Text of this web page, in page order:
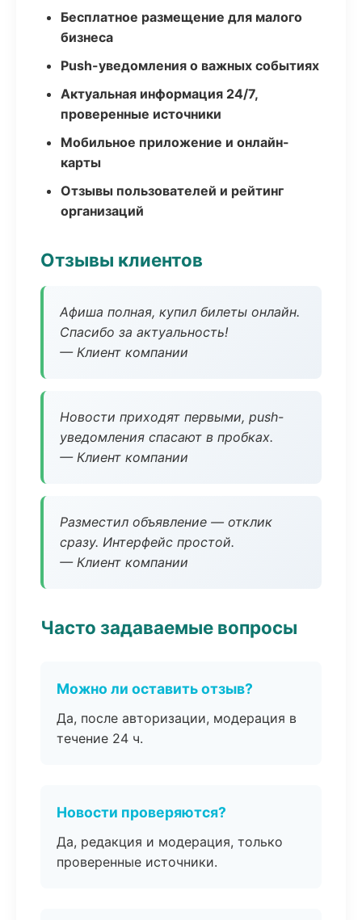
Бесплатное размещение для малого
бизнеса
Push-уведомления о важных событиях
Актуальная информация 24/7,
проверенные источники
Мобильное приложение и онлайн-
карты
Отзывы пользователей и рейтинг
организаций
Отзывы клиентов
Афиша полная, купил билеты онлайн.
Спасибо за актуальность!
— Клиент компании
Новости приходят первыми, push-
уведомления спасают в пробках.
— Клиент компании
Разместил объявление — отклик
сразу. Интерфейс простой.
— Клиент компании
Часто задаваемые вопросы
Можно ли оставить отзыв?
Да, после авторизации, модерация в
течение 24 ч.
Новости проверяются?
Да, редакция и модерация, только
проверенные источники.